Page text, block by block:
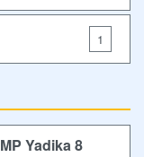
1
Yadika 8